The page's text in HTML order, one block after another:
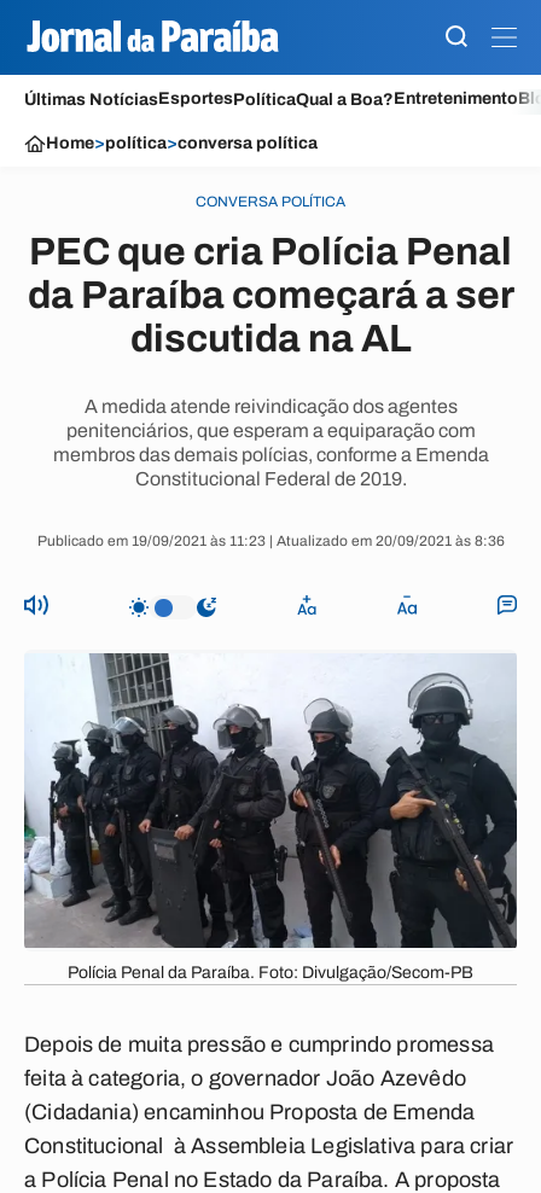
Últimas NotíciasEsportesPolíticaQual a Boa?Entretenimento
Home>política>conversa política
CONVERSA POLÍTICA
PEC que cria Polícia Penal
da Paraíba começará a ser
discutida na AL
A medida atende reivindicação dos agentes
penitenciários, que esperam a equiparação com
membros das demais polícias, conforme a Emenda
Constitucional Federal de 2019.
Publicado em 19/09/2021 às 11:23 | Atualizado em 20/09/2021 às 8:36
Polícia Penal da Paraíba. Foto: Divulgação/Secom-PB
Depois de muita pressão e cumprindo promessa
feita à categoria, o governador João Azevêdo
(Cidadania) encaminhou Proposta de Emenda
Constitucional à Assembleia Legislativa para criar
a Polícia Penal no Estado da Paraíba. A proposta